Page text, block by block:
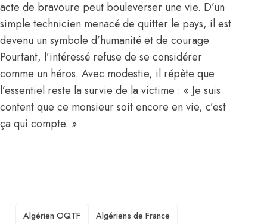
acte de bravoure peut bouleverser une vie. D’un
simple technicien menacé de quitter le pays, il est
devenu un symbole d’humanité et de courage.
Pourtant, l’intéressé refuse de se considérer
comme un héros. Avec modestie, il répète que
l’essentiel reste la survie de la victime : « Je suis
content que ce monsieur soit encore en vie, c’est
ça qui compte. »
TAGS
Algérien OQTF
Algériens de France